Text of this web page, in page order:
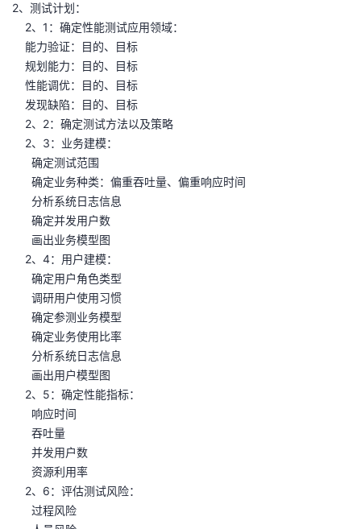
2、测试计划：
2、1：确定性能测试应用领域：
能力验证：目的、目标
规划能力：目的、目标
性能调优：目的、目标
发现缺陷：目的、目标
2、2：确定测试方法以及策略
2、3：业务建模：
确定测试范围
确定业务种类：偏重吞吐量、偏重响应时间
分析系统日志信息
确定并发用户数
画出业务模型图
2、4：用户建模：
确定用户角色类型
调研用户使用习惯
确定参测业务模型
确定业务使用比率
分析系统日志信息
画出用户模型图
2、5：确定性能指标：
响应时间
吞吐量
并发用户数
资源利用率
2、6：评估测试风险：
过程风险